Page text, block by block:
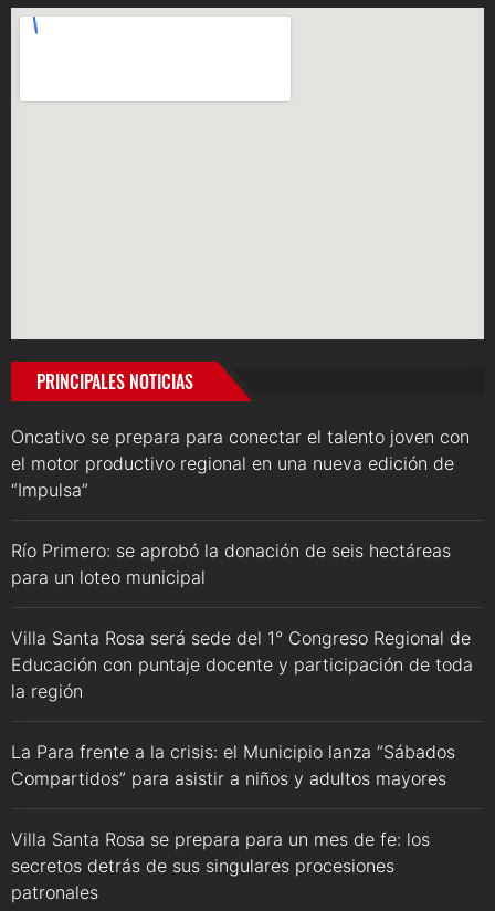
PRINCIPALES NOTICIAS
Oncativo se prepara para conectar el talento joven con
el motor productivo regional en una nueva edición de
“Impulsa”
Río Primero: se aprobó la donación de seis hectáreas
para un loteo municipal
Villa Santa Rosa será sede del 1° Congreso Regional de
Educación con puntaje docente y participación de toda
la región
La Para frente a la crisis: el Municipio lanza “Sábados
Compartidos” para asistir a niños y adultos mayores
Villa Santa Rosa se prepara para un mes de fe: los
secretos detrás de sus singulares procesiones
patronales